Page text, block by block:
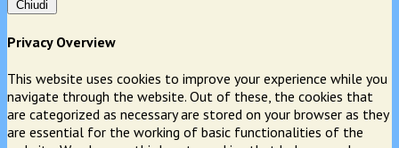
Chiudi
Privacy Overview
This website uses cookies to improve your experience while you
navigate through the website. Out of these, the cookies that
are categorized as necessary are stored on your browser as they
are essential for the working of basic functionalities of the